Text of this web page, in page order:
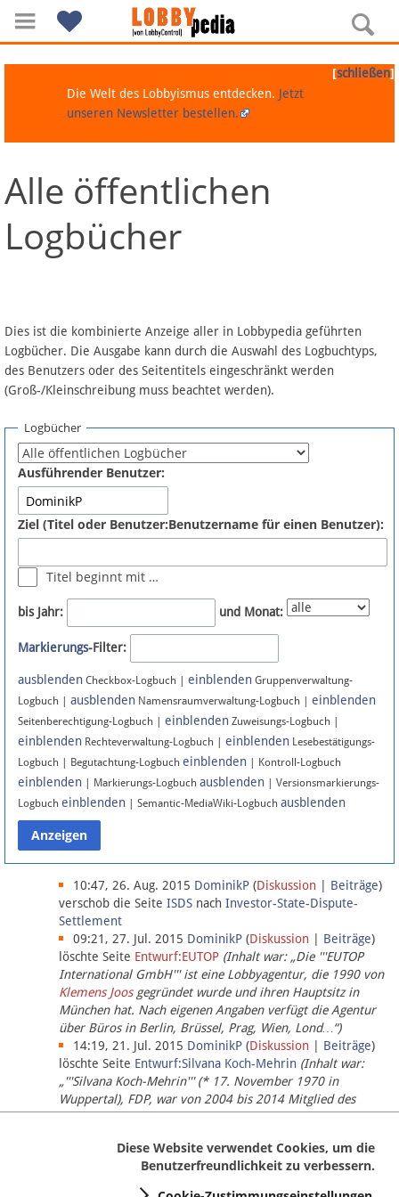
Navigation
Über Lobbypedia
Artikel nach Kategorien
FAQ
Fördermitglied werden
Fehler melden
Newsletter
Bluesky
Facebook
Instagram
Anmelden
Datenschutz
Über Lobbypedia
Impressum
[schließen]
Die Welt des Lobbyismus entdecken. Jetzt
unseren Newsletter bestellen.
Alle öffentlichen
Logbücher
Dies ist die kombinierte Anzeige aller in Lobbypedia geführten
Logbücher. Die Ausgabe kann durch die Auswahl des Logbuchtyps,
des Benutzers oder des Seitentitels eingeschränkt werden
(Groß-/Kleinschreibung muss beachtet werden).
Logbücher
Ausführender Benutzer:
Ziel (Titel oder Benutzer:Benutzername für einen Benutzer):
Titel beginnt mit …
bis Jahr: und Monat:
Markierungs-Filter:
ausblenden Checkbox-Logbuch | einblenden Gruppenverwaltung-
Logbuch | ausblenden Namensraumverwaltung-Logbuch | einblenden
Seitenberechtigung-Logbuch | einblenden Zuweisungs-Logbuch |
einblenden Rechteverwaltung-Logbuch | einblenden Lesebestätigungs-
Logbuch | Begutachtung-Logbuch einblenden | Kontroll-Logbuch
einblenden | Markierungs-Logbuch ausblenden | Versionsmarkierungs-
Logbuch einblenden | Semantic-MediaWiki-Logbuch ausblenden
10:47, 26. Aug. 2015 DominikP (Diskussion Beiträge)
verschob die Seite ISDS nach Investor-State-Dispute-
Settlement
09:21, 27. Jul. 2015 DominikP (Diskussion Beiträge)
löschte Seite Entwurf:EUTOP (Inhalt war: „Die '''EUTOP
International GmbH''' ist eine Lobbyagentur, die 1990 von
Klemens Joosgegründet wurde und ihren Hauptsitz in
München hat. Nach eigenen Angaben verfügt die Agentur
über Büros in Berlin, Brüssel, Prag, Wien, Lond…“)
14:19, 21. Jul. 2015 DominikP (Diskussion Beiträge)
löschte Seite Entwurf:Silvana Koch-Mehrin (Inhalt war:
„'''Silvana Koch-Mehrin''' (* 17. November 1970 in
Wuppertal), FDP, war von 2004 bis 2014 Mitglied des
Europäischen Parlaments, seit November 2014 ist sie für
Diese Website verwendet Cookies, um die
Benutzerfreundlichkeit zu verbessern.